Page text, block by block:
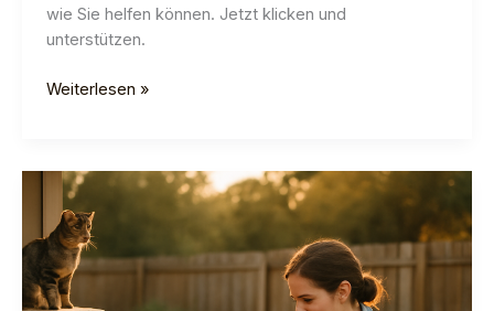
wie Sie helfen können. Jetzt klicken und
unterstützen.
Rettungsaktionen
Friends
Screven
Weiterlesen »